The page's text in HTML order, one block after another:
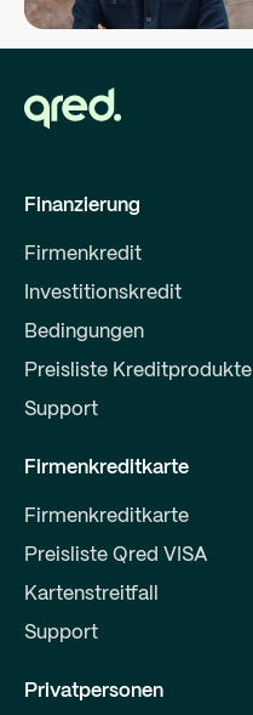
Finanzierung
Firmenkredit
Investitionskredit
Bedingungen
Preisliste Kreditprodukte
Support
Firmenkreditkarte
Firmenkreditkarte
Preisliste Qred VISA
Kartenstreitfall
Support
Privatpersonen